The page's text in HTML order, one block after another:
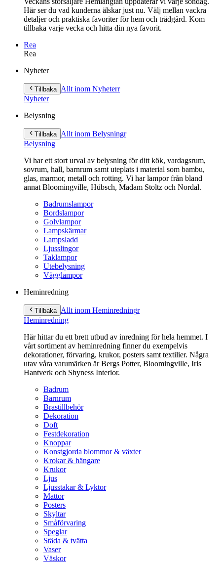
Här ser du vad kunderna älskar just nu. Välj mellan vackra
detaljer och praktiska favoriter för hem och trädgård. Kom
tillbaka varje vecka och hitta din nya favorit.
Rea
Rea
innehåll
Nyheter
Tillbaka Allt inom Nyheterr
Nyheter
Belysning
Tillbaka Allt inom Belysningr
Belysning
Vi har ett stort urval av belysning för ditt kök, vardagsrum,
sovrum, hall, barnrum samt uteplats i material som bambu,
glas, marmor, metall och rotting. Vi har lampor från bland
annat Bloomingville, Hübsch, Madam Stoltz och Nordal.
Badrumslampor
Bordslampor
Golvlampor
Lampskärmar
Lampsladd
Ljusslingor
Taklampor
Utebelysning
Vägglampor
Heminredning
Tillbaka Allt inom Heminredningr
Heminredning
Här hittar du ett brett utbud av inredning för hela hemmet. I
vårt sortiment av heminredning finner du exempelvis
dekorationer, förvaring, krukor, posters samt textilier. Några
utav våra varumärken är Bergs Potter, Bloomingville, Iris
Hantverk och Shyness Interior.
Badrum
Barnrum
Brastillbehör
Dekoration
Doft
Festdekoration
Knoppar
Konstgjorda blommor & växter
Krokar & hängare
Krukor
Ljus
Ljusstakar & Lyktor
Mattor
Posters
Skyltar
Småförvaring
Speglar
Städa & tvätta
Vaser
Väskor